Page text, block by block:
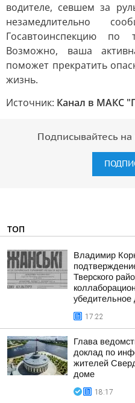
водителе, севшем за
незамедлительно
Госавтоинспекцию
Возможно, ваша
поможет прекратить
жизнь.
Источник: Канал в МАКС
Подписывайтесь
ТОП
Владимир
Тверского
убедительное
17:22
Глава
доклад по
жителей
доме
18:17